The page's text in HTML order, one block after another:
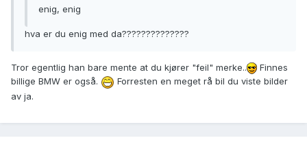
enig, enig
hva er du enig med da??????????????
Tror egentlig han bare mente at du kjører "feil" merke..
Finnes
billige BMW er også.
Forresten en meget rå bil du viste bilder
av ja.